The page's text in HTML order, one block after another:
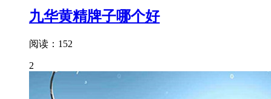
九华黄精牌子哪个好
阅读：152
2